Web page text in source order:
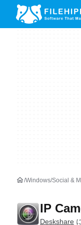
Windows Social &
IP
Deskshare